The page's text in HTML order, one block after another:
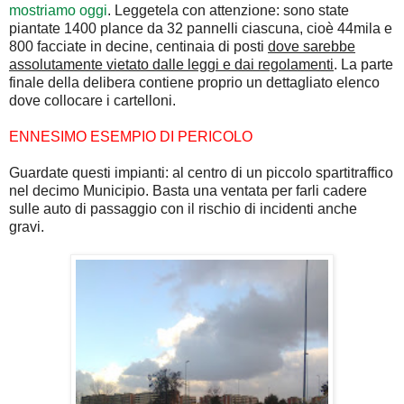
mostriamo oggi. Leggetela con attenzione: sono state
piantate 1400 plance da 32 pannelli ciascuna, cioè 44mila e
800 facciate in decine, centinaia di posti dove sarebbe
assolutamente vietato dalle leggi e dai regolamenti. La parte
finale della delibera contiene proprio un dettagliato elenco
dove collocare i cartelloni.
ENNESIMO ESEMPIO DI PERICOLO
Guardate questi impianti: al centro di un piccolo spartitraffico
nel decimo Municipio. Basta una ventata per farli cadere
sulle auto di passaggio con il rischio di incidenti anche
gravi.